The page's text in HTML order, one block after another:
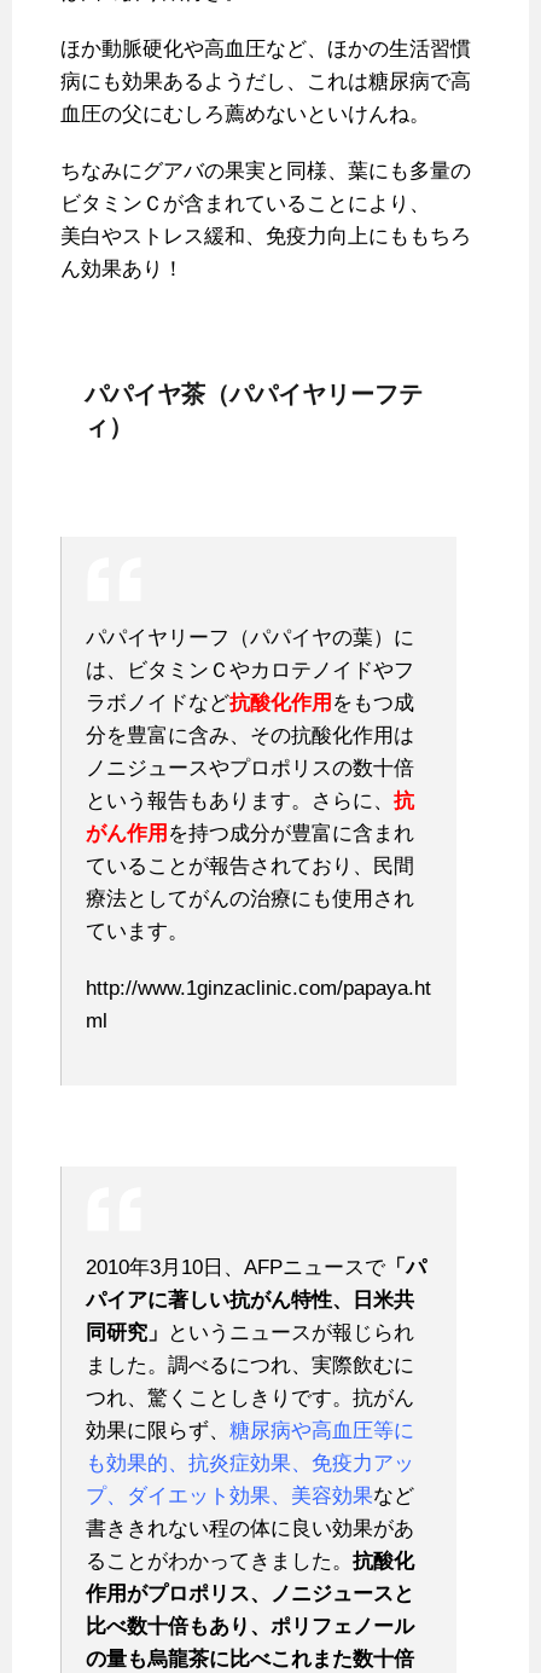
ほか動脈硬化や高血圧など、ほかの生活習慣
病にも効果あるようだし、これは糖尿病で高
血圧の父にむしろ薦めないといけんね。
ちなみにグアバの果実と同様、葉にも多量の
ビタミンＣが含まれていることにより、
美白やストレス緩和、免疫力向上にももちろ
ん効果あり！
パパイヤ茶（パパイヤリーフテ
ィ）
パパイヤリーフ（パパイヤの葉）に
は、ビタミンＣやカロテノイドやフ
ラボノイドなど抗酸化作用 をもつ成
分を豊富に含み、その抗酸化作用は
ノニジュースやプロポリスの数十倍
という報告もあります。さらに、 抗
がん作用 を持つ成分が豊富に含まれ
ていることが報告されており、民間
療法としてがんの治療にも使用され
ています。
http://www.1ginzaclinic.com/papaya.ht
ml
2010年3月10日、AFPニュースで 「パ
パイアに著しい抗がん特性、日米共
同研究」
というニュースが報じられ
ました。調べるにつれ、実際飲むに
つれ、驚くことしきりです。抗がん
効果に限らず、 糖尿病や高血圧等に
も効果的、抗炎症効果、免疫力アッ
プ、ダイエット効果、美容効果など
書ききれない程の体に良い効果があ
ることがわかってきました。 抗酸化
作用がプロポリス、ノニジュースと
比べ数十倍もあり、ポリフェノール
の量も烏龍茶に比べこれまた数十倍